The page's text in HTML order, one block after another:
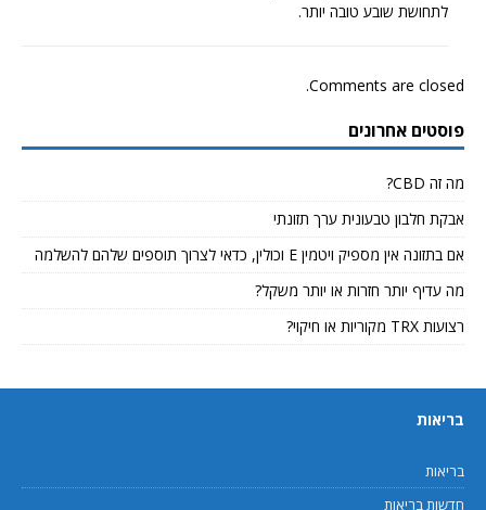
לתחושת שובע טובה יותר.
Comments are closed.
פוסטים אחרונים
מה זה CBD?
אבקת חלבון טבעונית ערך תזונתי
אם בתזונה אין מספיק ויטמין E וכולין, כדאי לצרוך תוספים שלהם להשלמה
מה עדיף יותר חזרות או יותר משקל?
רצועות TRX מקוריות או חיקוי?
בריאות
בריאות
חדשות בריאות